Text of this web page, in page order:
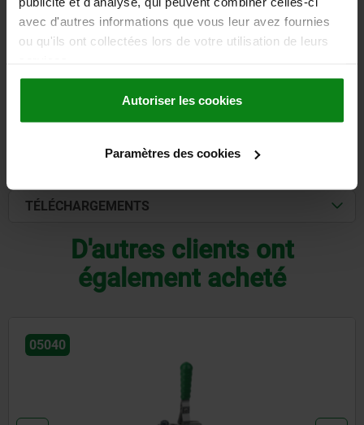
avec d'autres informations que vous leur avez fournies
ou qu'ils ont collectées lors de votre utilisation de leurs
Autoriser les cookies
Paramètres des cookies
43,94 €
hors TVA
hors frais d’envoi
DÉTAILS
TÉLÉCHARGEMENTS
D'autres clients ont
également acheté
05040